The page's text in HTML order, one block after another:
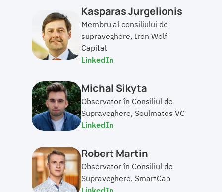
Kasparas Jurgelionis
Membru al consiliului de
supraveghere, Iron Wolf
Capital
LinkedIn
Michal Sikyta
Observator în Consiliul de
Supraveghere, Soulmates VC
LinkedIn
Robert Martin
Observator în Consiliul de
Supraveghere, SmartCap
LinkedIn